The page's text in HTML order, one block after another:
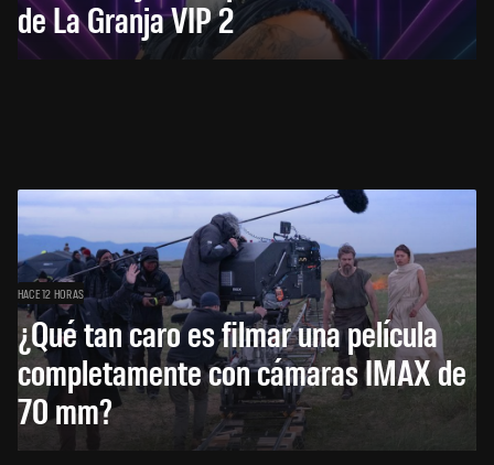
de La Granja VIP 2
HACE 12 HORAS
¿Qué tan caro es filmar una película
completamente con cámaras IMAX de
70 mm?